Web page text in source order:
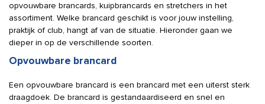
opvouwbare brancards, kuipbrancards en stretchers in het
assortiment. Welke brancard geschikt is voor jouw instelling,
praktijk of club, hangt af van de situatie. Hieronder gaan we
dieper in op de verschillende soorten.
Opvouwbare brancard
Een opvouwbare brancard is een brancard met een uiterst sterk
draagdoek. De brancard is gestandaardiseerd en snel en